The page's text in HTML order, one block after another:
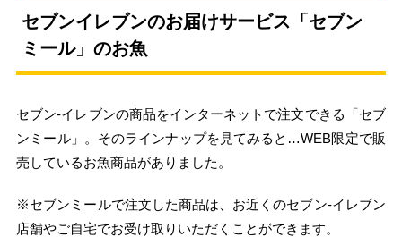
セブンイレブンのお届けサービス「セブン
ミール」のお魚
セブン‐イレブンの商品をインターネットで注文できる「セブ
ンミール」。そのラインナップを見てみると…WEB限定で販
売しているお魚商品がありました。
※セブンミールで注文した商品は、お近くのセブン‐イレブン
店舗やご自宅でお受け取りいただくことができます。